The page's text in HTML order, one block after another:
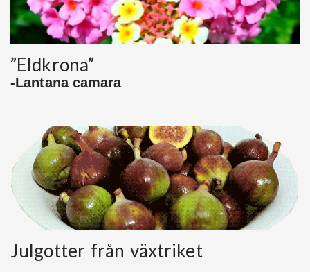
”Eldkrona”
-Lantana camara
Julgotter från växtriket